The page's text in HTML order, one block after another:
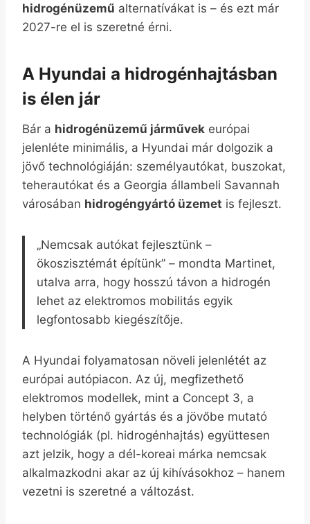
hidrogénüzemű alternatívákat is – és ezt már
2027-re el is szeretné érni.
A Hyundai a hidrogénhajtásban
is élen jár
Bár a hidrogénüzemű járművek európai
jelenléte minimális, a Hyundai már dolgozik a
jövő technológiáján: személyautókat, buszokat,
teherautókat és a Georgia állambeli Savannah
városában hidrogéngyártó üzemet is fejleszt.
„Nemcsak autókat fejlesztünk –
ökoszisztémát építünk” – mondta Martinet,
utalva arra, hogy hosszú távon a hidrogén
lehet az elektromos mobilitás egyik
legfontosabb kiegészítője.
A Hyundai folyamatosan növeli jelenlétét az
európai autópiacon. Az új, megfizethető
elektromos modellek, mint a Concept 3, a
helyben történő gyártás és a jövőbe mutató
technológiák (pl. hidrogénhajtás) együttesen
azt jelzik, hogy a dél-koreai márka nemcsak
alkalmazkodni akar az új kihívásokhoz – hanem
vezetni is szeretné a változást.